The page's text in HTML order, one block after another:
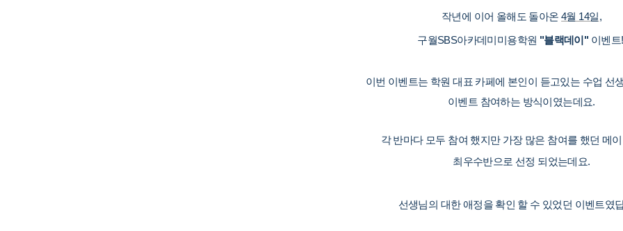
작년에 이어 올해도 돌아온4월 14일,
구월SBS아카데미미용학원 "블랙데이 " 이벤트
이번 이벤트는 학원 대표 카페에 본인이 듣고있는 수업 선
이벤트 참여하는 방식이였는데요.
각 반마다 모두 참여 했지만 가장 많은 참여를 했던 메
최우수반으로 선정 되었는데요.
선생님의 대한 애정을 확인 할 수 있었던 이벤트였